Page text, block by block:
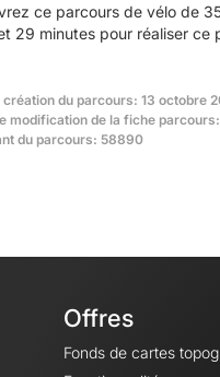
ce parcours de vélo de
29 minutes pour réaliser ce
création du parcours: 13 octobre
modification de la fiche
du parcours: 58890
Offres
Fonds de cartes